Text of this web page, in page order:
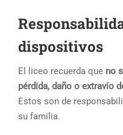
dispositivos
El liceo recuerda que no
pérdida, daño o extravío
Estos son de
su familia.